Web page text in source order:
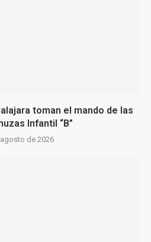
toman el mando de las
Infantil “B”
de 2026